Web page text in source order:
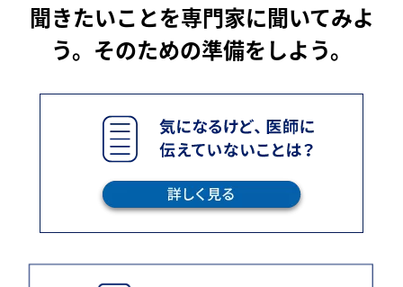
聞きたいことを専門家に聞いてみよ
う。そのための準備をしよう。